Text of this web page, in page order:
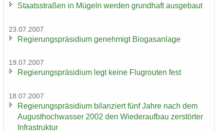
Staats­stra­ßen in Mü­geln wer­den grund­haft aus­ge­baut
23.07.2007
Re­gie­rungs­prä­si­di­um ge­neh­migt Bio­gas­an­la­ge
19.07.2007
Re­gie­rungs­prä­si­di­um legt keine Flug­rou­ten fest
18.07.2007
Re­gie­rungs­prä­si­di­um bi­lan­ziert fünf Jahre nach dem
Au­gust­hoch­was­ser 2002 den Wie­der­auf­bau zer­stör­ter
In­fra­struk­tur